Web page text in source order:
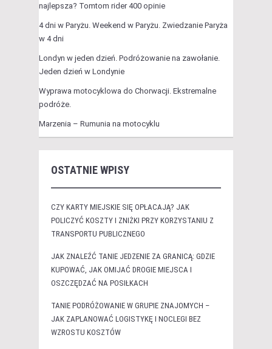
najlepsza? Tomtom rider 400 opinie
4 dni w Paryżu. Weekend w Paryżu. Zwiedzanie Paryża
w 4 dni
Londyn w jeden dzień. Podróżowanie na zawołanie.
Jeden dzień w Londynie
Wyprawa motocyklowa do Chorwacji. Ekstremalne
podróże.
Marzenia – Rumunia na motocyklu
OSTATNIE WPISY
CZY KARTY MIEJSKIE SIĘ OPŁACAJĄ? JAK
POLICZYĆ KOSZTY I ZNIŻKI PRZY KORZYSTANIU Z
TRANSPORTU PUBLICZNEGO
JAK ZNALEŹĆ TANIE JEDZENIE ZA GRANICĄ: GDZIE
KUPOWAĆ, JAK OMIJAĆ DROGIE MIEJSCA I
OSZCZĘDZAĆ NA POSIŁKACH
TANIE PODRÓŻOWANIE W GRUPIE ZNAJOMYCH –
JAK ZAPLANOWAĆ LOGISTYKĘ I NOCLEGI BEZ
WZROSTU KOSZTÓW